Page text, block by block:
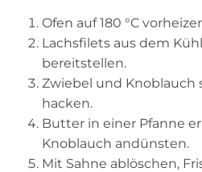
Ofen auf 180 °C
Lachsfilets aus dem
bereitstellen.
Zwiebel und Knoblauch
hacken.
Butter in einer Pfanne
Knoblauch andünsten.
Mit Sahne ablöschen,